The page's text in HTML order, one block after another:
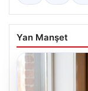
Yan Manşet